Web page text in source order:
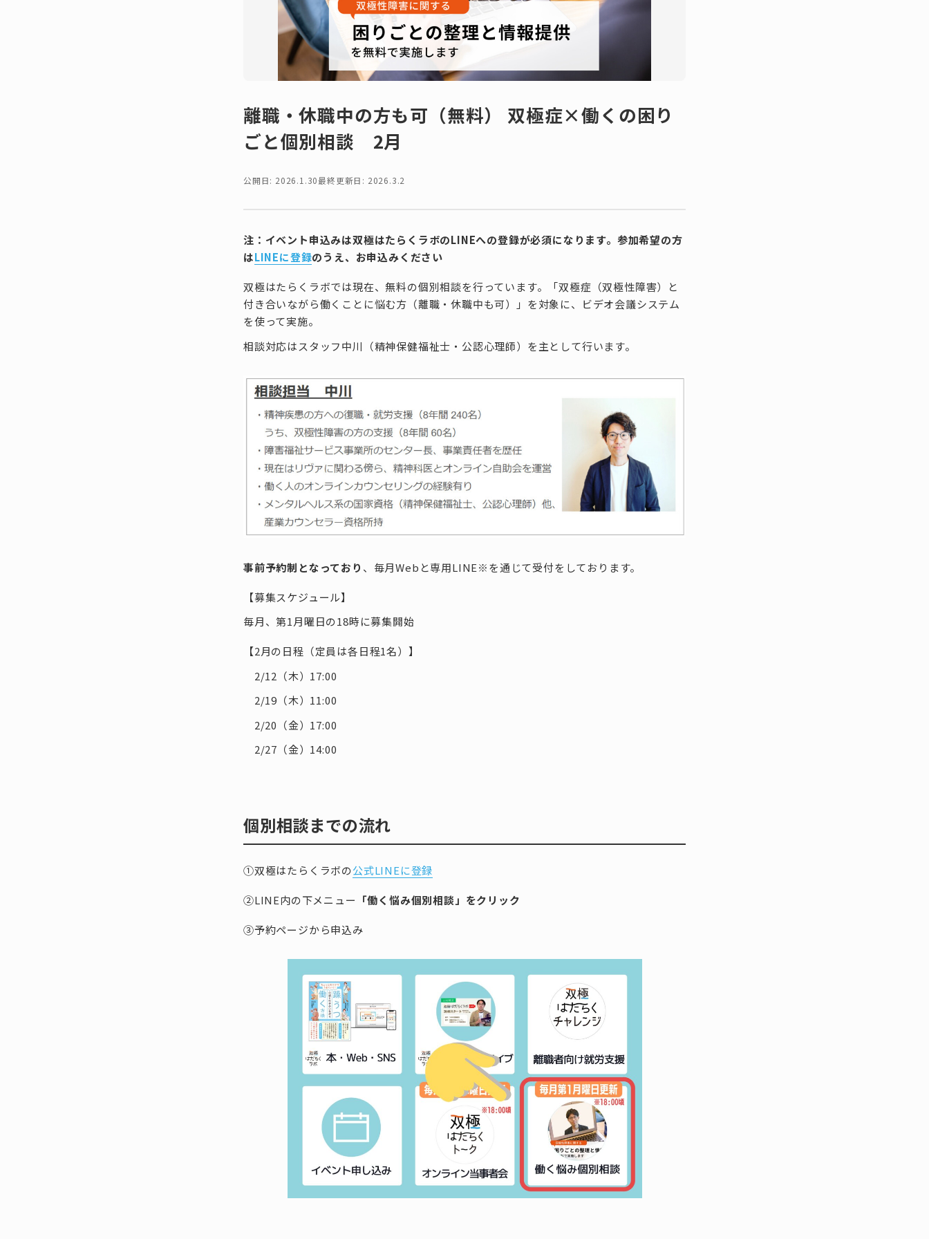
離職・休職中の方も可（無料） 双極症×働くの困り
ごと個別相談 2月
公開日: 2026.1.30最終更新日: 2026.3.2
注：イベント申込みは双極はたらくラボのLINEへの登録が必須になります。参加希望の方
はLINEに登録のうえ、お申込みください
双極はたらくラボでは現在、無料の個別相談を行っています。「双極症（双極性障害）と
付き合いながら働くことに悩む方（離職・休職中も可）」を対象に、ビデオ会議システム
を使って実施。
相談対応はスタッフ中川（精神保健福祉士・公認心理師）を主として行います。
事前予約制となっており 、毎月Webと専用LINE※を通じて受付をしております。
【募集スケジュール】
毎月、第1月曜日の18時に募集開始
【2月の日程（定員は各日程1名）】
2/12（木）17:00
2/19（木）11:00
2/20（金）17:00
2/27（金）14:00
個別相談までの流れ
①双極はたらくラボの公式LINEに登録
②LINE内の下メニュー 「働く悩み個別相談」をクリック
③予約ページから申込み